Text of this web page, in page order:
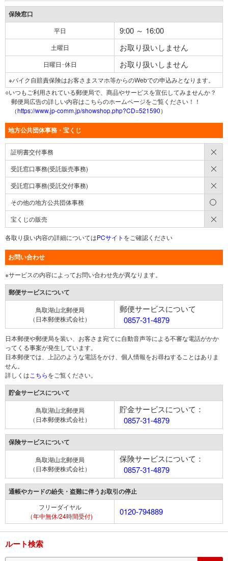
保険窓口
平日 9:00 ～ 16:00
土曜日 お取り扱いしません
日曜日･休日 お取り扱いしません
※バイク自賠責保険はお客さまスマホ等からのWebでの申込みとなります。
○いつもご利用されている郵便局で、商品やサービスを宣伝してみませんか？
郵便局広告の詳しい内容はこちらのホームページをご覧ください！！
（https://www.jp-comm.jp/showshop.php?CD=521590）
地方公共団体事務・宝くじ
証明書交付事務
受託窓口事務(受託販売事務)
受託窓口事務(受託交付事務)
その他の地方公共団体事務
宝くじの販売
各取り扱い内容の詳細についてはPCサイト をご確認ください
お問い合わせ
※サービスの内容によってお問い合わせ先が異なります。
郵便サービスについて
鳥取湖山北郵便局
（日本郵便株式会社）
郵便サービスについて
0857-31-4879
日本郵便や郵便局を装い、お客さま宛てに自動音声等による不審な電話がかか
ってくる事案が発生しています。
日本郵便では、上記のような電話をかけ、個人情報をお尋ねすることはありま
せん。
詳しくは こちらをご覧ください。
貯金サービスについて
鳥取湖山北郵便局
（日本郵便株式会社）
貯金サービスについて：
0857-31-4879
保険サービスについて
鳥取湖山北郵便局
（日本郵便株式会社）
保険サービスについて：
0857-31-4879
通帳やカードの紛失・盗難に伴うお取引の停止
フリーダイヤル
（年中無休/24時間受付)
0120-794889
ルート検索